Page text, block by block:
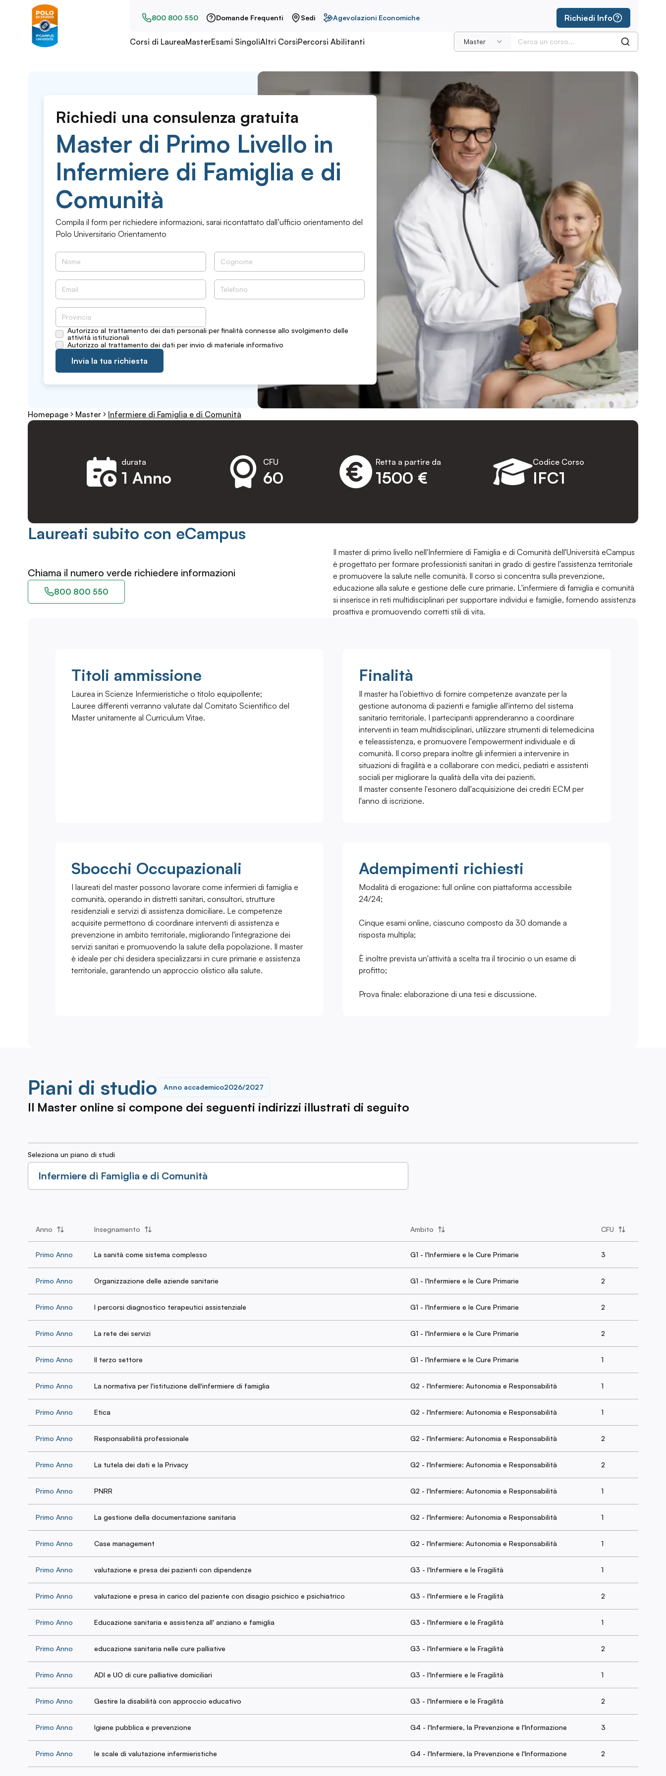
800 800 550 Domande Frequenti Sedi Agevolazioni Economiche Richiedi Info
Corsi di LaureaMasterEsami SingoliAltri CorsiPercorsi Abilitanti Master
Richiedi una consulenza gratuita
Master di Primo Livello in
Infermiere di Famiglia e di
Comunità
Compila il form per richiedere informazioni, sarai ricontattato dall’ufficio orientamento del
Polo Universitario Orientamento
Autorizzo al trattamento dei dati personali per finalità connesse allo svolgimento delle
attività istituzionali
Autorizzo al trattamento dei dati per invio di materiale informativo
Invia la tua richiesta
Homepage Master Infermiere di Famiglia e di Comunità
1 Anno
durata
60
CFU
1500 €
Retta a partire da
IFC1
Codice Corso
Laureati subito con eCampus
Chiama il numero verde richiedere informazioni
800 800 550
Il master di primo livello nell'Infermiere di Famiglia e di Comunità dell'Università eCampus
è progettato per formare professionisti sanitari in grado di gestire l'assistenza territoriale
e promuovere la salute nelle comunità. Il corso si concentra sulla prevenzione,
educazione alla salute e gestione delle cure primarie. L'infermiere di famiglia e comunità
si inserisce in reti multidisciplinari per supportare individui e famiglie, fornendo assistenza
proattiva e promuovendo corretti stili di vita.
Titoli ammissione
Laurea in Scienze Infermieristiche o titolo equipollente;
Lauree differenti verranno valutate dal Comitato Scientifico del
Master unitamente al Curriculum Vitae.
Finalità
Il master ha l’obiettivo di fornire competenze avanzate per la
gestione autonoma di pazienti e famiglie all'interno del sistema
sanitario territoriale. I partecipanti apprenderanno a coordinare
interventi in team multidisciplinari, utilizzare strumenti di telemedicina
e teleassistenza, e promuovere l'empowerment individuale e di
comunità. Il corso prepara inoltre gli infermieri a intervenire in
situazioni di fragilità e a collaborare con medici, pediatri e assistenti
sociali per migliorare la qualità della vita dei pazienti.
Il master consente l'esonero dall'acquisizione dei crediti ECM per
l'anno di iscrizione.
Sbocchi Occupazionali
I laureati del master possono lavorare come infermieri di famiglia e
comunità, operando in distretti sanitari, consultori, strutture
residenziali e servizi di assistenza domiciliare. Le competenze
acquisite permettono di coordinare interventi di assistenza e
prevenzione in ambito territoriale, migliorando l'integrazione dei
servizi sanitari e promuovendo la salute della popolazione. Il master
è ideale per chi desidera specializzarsi in cure primarie e assistenza
territoriale, garantendo un approccio olistico alla salute.
Adempimenti richiesti
Modalità di erogazione: full online con piattaforma accessibile
24/24;
Cinque esami online, ciascuno composto da 30 domande a
risposta multipla;
È inoltre prevista un'attività a scelta tra il tirocinio o un esame di
profitto;
Prova finale: elaborazione di una tesi e discussione.
Piani di studio Anno accademico2026/2027
Il Master online si compone dei seguenti indirizzi illustrati di seguito
Seleziona un piano di studi
Infermiere di Famiglia e di Comunità
Anno Insegnamento Ambito CFU
Primo Anno La sanità come sistema complesso G1 - l'Infermiere e le Cure Primarie 3
Primo Anno Organizzazione delle aziende sanitarie G1 - l'Infermiere e le Cure Primarie 2
Primo Anno I percorsi diagnostico terapeutici assistenziale G1 - l'Infermiere e le Cure Primarie 2
Primo Anno La rete dei servizi G1 - l'Infermiere e le Cure Primarie 2
Primo Anno Il terzo settore G1 - l'Infermiere e le Cure Primarie 1
Primo Anno La normativa per l'istituzione dell'infermiere di famiglia G2 - l'Infermiere: Autonomia e Responsabilità 1
Primo Anno Etica G2 - l'Infermiere: Autonomia e Responsabilità 1
Primo Anno Responsabilità professionale G2 - l'Infermiere: Autonomia e Responsabilità 2
Primo Anno La tutela dei dati e la Privacy G2 - l'Infermiere: Autonomia e Responsabilità 2
Primo Anno PNRR G2 - l'Infermiere: Autonomia e Responsabilità 1
Primo Anno La gestione della documentazione sanitaria G2 - l'Infermiere: Autonomia e Responsabilità 1
Primo Anno Case management G2 - l'Infermiere: Autonomia e Responsabilità 1
Primo Anno valutazione e presa dei pazienti con dipendenze G3 - l'Infermiere e le Fragilità 1
Primo Anno valutazione e presa in carico del paziente con disagio psichico e psichiatrico G3 - l'Infermiere e le Fragilità 2
Primo Anno Educazione sanitaria e assistenza all' anziano e famiglia G3 - l'Infermiere e le Fragilità 1
Primo Anno educazione sanitaria nelle cure palliative G3 - l'Infermiere e le Fragilità 2
Primo Anno ADI e UO di cure palliative domiciliari G3 - l'Infermiere e le Fragilità 1
Primo Anno Gestire la disabilità con approccio educativo G3 - l'Infermiere e le Fragilità 2
Primo Anno Igiene pubblica e prevenzione G4 - l'Infermiere, la Prevenzione e l'Informazione 3
Primo Anno le scale di valutazione infermieristiche G4 - l'Infermiere, la Prevenzione e l'Informazione 2